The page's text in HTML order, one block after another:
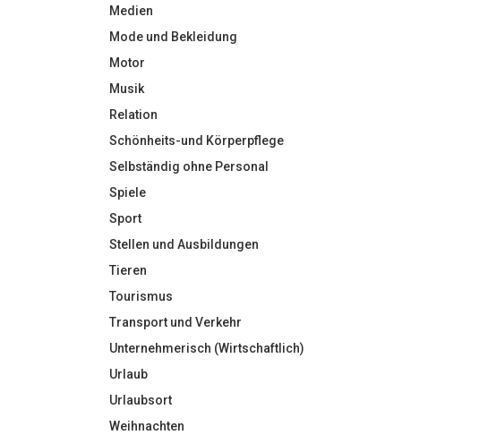
Medien
Mode und Bekleidung
Motor
Musik
Relation
Schönheits-und Körperpflege
Selbständig ohne Personal
Spiele
Sport
Stellen und Ausbildungen
Tieren
Tourismus
Transport und Verkehr
Unternehmerisch (Wirtschaftlich)
Urlaub
Urlaubsort
Weihnachten